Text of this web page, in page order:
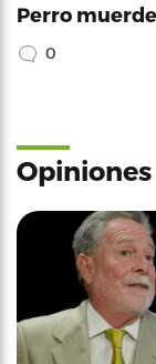
Perro
0
Opiniones